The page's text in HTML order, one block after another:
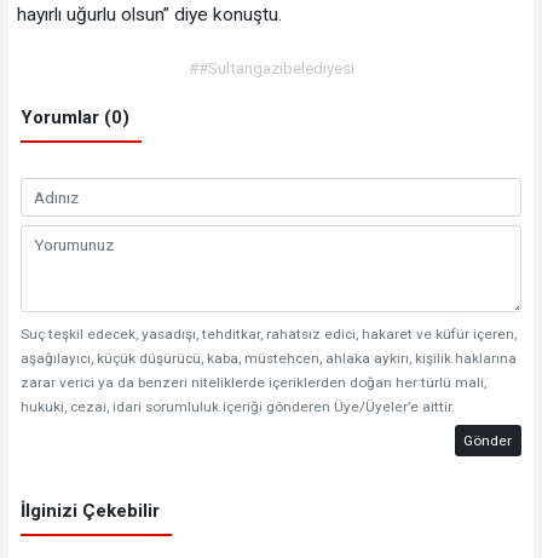
hayırlı uğurlu olsun” diye konuştu.
##Sultangazibelediyesi
Yorumlar (0)
Suç teşkil edecek, yasadışı, tehditkar, rahatsız edici, hakaret ve küfür içeren,
aşağılayıcı, küçük düşürücü, kaba, müstehcen, ahlaka aykırı, kişilik haklarına
zarar verici ya da benzeri niteliklerde içeriklerden doğan her türlü mali,
hukuki, cezai, idari sorumluluk içeriği gönderen Üye/Üyeler’e aittir.
Gönder
İlginizi Çekebilir